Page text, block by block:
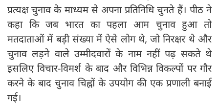
प्रत्यक्ष चुनाव के माध्यम से अपना प्रतिनिधि चुनते हैं। पीठ ने
कहा कि जब भारत का पहला आम चुनाव हुआ तो
मतदाताओं में बड़ी संख्या में ऐसे लोग थे, जो निरक्षर थे और
चुनाव लड़ने वाले उम्मीदवारों के नाम नहीं पढ़ सकते थे
इसलिए विचार-विमर्श के बाद और विभिन्न विकल्पों पर गौर
करने के बाद चुनाव चिह्नों के उपयोग की एक प्रणाली बनाई
गई।